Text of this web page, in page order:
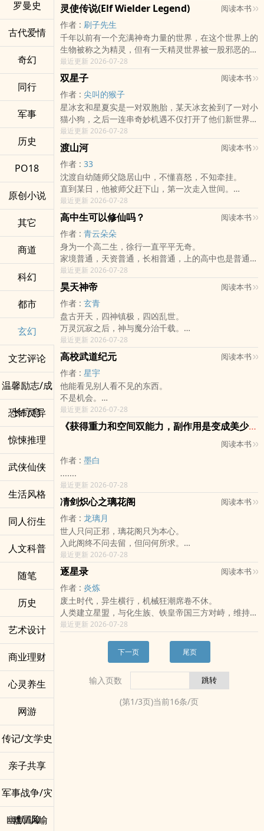
罗曼史
古代爱情
奇幻
同行
军事
历史
PO18
原创小说
其它
商道
科幻
都市
玄幻
文艺评论
温馨励志/成
长疗愈
恐怖灵异
惊悚推理
武侠仙侠
生活风格
同人衍生
人文科普
随笔
历史
艺术设计
商业理财
心灵养生
网游
传记/文学史
亲子共享
军事战争/灾
难冒险
幽默/讽喻
而是更深的牢笼。
当被封印的记忆一点点苏醒，林墨终于明白--
他不是没有魂。
而是不属于这幅画。
他也不是废人。
而是画中唯一能撕开世界的人。
若天地是一幅画。
那他手中的刀，便是斩破三界的第一笔墨。
走出茶馆，深入山林深处。
而随行的程远这才惊觉，这位平日里温和淡然的茶馆老
板，面对未知异象时，竟拥有着令人胆寒的沉着与看破
万物的通透手段。
山林迷雾笼罩，幕后黑手的阴影悄然蔓延。
一间茶馆，一盏热茶，且看沈安如何在这场山林异变
中，揭开隐藏在风云背后的真相……
当战火再起，少年将与同行之人一起，走向那片雷光与
黑暗交会之地。
⁺˚•̩̩͙✩•̩̩͙˚⁺‧⁺˚•̩̩͙✩•̩̩͙˚⁺‧
「小愿，如果某天......我们走散的话怎么办？」
「不会的。」璃愿顿了顿，扬起一抹极浅的微笑，「只
要我们一直握着彼此的手，那么就永远不会走散。」
如果我们真的走散了，那就在灯火的尽头重逢吧。
那里很亮、很灿烂，所以你不会找不到我的。
我会......永远在那里等你回来。
⁺˚•̩̩͙✩•̩̩͙˚⁺‧⁺˚•̩̩͙✩•̩̩͙˚⁺‧
烟花会散，飞雪会尽，灯火会灭，就像人的生命，终有
尽头。
浮世红尘，命运无常。
每个人内心的最深处，都藏着一个无处言说的愿望。
于人世未解，那愿便随着孤魂四处游走，最后来到了冥
传说，冥界的尽头有一处琉璃灯市。
在那里，没有黑夜，没有白昼，只有一片密密麻麻的琉
璃灯，像是人间未熄的星火。
每个来到冥界的人，都会拥有一盏属于自己的灯。
那琉璃灯燃心愿作媒。
亦可以说，是执念。
而琉璃灯市的尽头有一处客栈，名曰「归云」。
「云无定所，而此处可为归途。」
归云，便是万愿的归途。
璃愿其实也记不清自己为什么来到归云的。
犹记她是为了帮母亲送信才来到这儿。
可她却想不太起母亲的模样。
这怎么可能？
她还顺带在这拜师学艺，意外地住了下来。
成了「鉴灯师」。
她总能轻易地读懂灯里的执念，和它最真实的情感。
不过，她却始终摸不透自己的心。
在那儿，她遇见了一个总是爱逗她的人。
他替她照亮了往后余生，岁岁年年。
他们一起点亮了无数段漫长的愿望。
有人想用「时间」，换一次寄信的机会。
有人想用「记忆」，赴一次誓约。
有人纵使被所爱之人遗忘，仍执着地追寻那段被尘封多
这些再平凡不过的日常，使璃愿有种不该有的错觉。
她以为，她能永远被这五颜六色的灯火所簇拥着。
以为时间能一直停留在这一瞬，永远不会走。
可惜，她错了。
他们在无数光与影中逐渐相遇，却也一步步走向失去。
就像下棋时的落子，在万灯寂灭，灯市崩塌之际——
他们倾尽所有，甘之如饴，只为守住那个一世无悔的愿
望。
即便事与愿违。
即便终将燃尽。
也总会有一缕余烬，终将长明。
「万盏灯火不及你，你是我唯一的余烬，亦是我此生最
后的长明。」
搭配歌曲~ (按这里!)
井胧〈爱不悔〉
一生错过太多的时间
赴身为你拥抱这火焰
还能吻你的脸
燃尽我的残月
交换一生热烈
灵使传说(Elf Wielder Legend) 阅读本书
作者 : 刷子先生
千年以前有一个充满神奇力量的世界，在这个世界上的
生物被称之为精灵，但有一天精灵世界被一股邪恶的力
量所侵蚀，精灵世界进行逃离，却意外与蓝星碰撞最后
合二为一，
在融合后，蓝星上的所有人在出生时都会出现一个烙
印，烙印会在六岁的时候觉醒，人们因为新的规则与秘
境一片混乱，但在经历过混乱、战争、邪恶力量的侵蚀
下，有五位英雄站了出来，他们各自引领自己的精灵伙
伴还有国家成功封印邪恶力量，
但事情并未结束，五位英雄之一的精灵女王在临终前留
下了一则预言，千年后邪恶力量将会复苏，但不用担
心，会有新的英雄再次出现...
更新时间为六日晚上7点～ 希望大家支持！！
最近更新 2026-07-28
双星子 阅读本书
作者 : 尖叫的猴子
星冰玄和星夏实是一对双胞胎，某天冰玄捡到了一对小
猫小狗，之后一连串奇妙机遇不仅打开了他们新世界的
大门，也揭晓了宇宙另一端的秘密以及那神秘的身世之
谜⋯⋯
最近更新 2026-07-28
渡山河 阅读本书
作者 : 33
沈渡自幼随师父隐居山中，不懂喜怒，不知牵挂。
直到某日，他被师父赶下山，第一次走入世间。
他在世间遇到了善念、贪念、牺牲与别离，也明白何谓
在乎，何谓守护。
可随真相浮现，沈渡才意识到，自己体内封印着被称为
「厄」的力量，那是足以撼动天下的灾厄。
有人畏惧他，有人利用他，有人想斩杀他，也有人为了
护他而死。
而沈渡要寻找的答案，始终只有一个——
若他注定带来灾呃，他是否还能成为人 ?
最近更新 2026-07-28
高中生可以修仙吗？ 阅读本书
作者 : 青云朵朵
身为一个高二生，徐行一直平平无奇。
家境普通，天资普通，长相普通，上的高中也是普通高
中。
普通的她有一个普通的兴趣：看小说。
这是她唯一可以脱离普通生活的时候，在玄幻的世界里
畅想着自己也能挥手就倾泻出无所不能的魔法，在诡异
的空间里代入主角与怪物斗智斗勇，在都市的镜像里窥
探天之骄子的日常⋯⋯
然后阖上书本，回归日复一日的寻常。
直到这天，徐行在二手书店看到了一本名字奇怪的小
说。
《高中生可以修仙吗？》
打开的第一页写着「可以！」。
再往后翻，却全是空白的。
「这比《解答之书》还要骗钱的感觉。」徐行翻了几页
后吐槽道。
看了又看，摸了又摸。
纸页也不泛黄、完全就像本刚印刷好的白页新书。
徐行鬼使神差地将买讲义的钱拿来买下了它。
———————
//不是她自己写上去的(´Д` )
———————
徐行从无数修仙小说学到的经验法则：
1. 修仙就是修炼、升级、战斗与悟道的无限轮回。
2. 起始点包含但不限于被退婚、被谋杀、被欺压、被
杀了全家以及魂穿、重生两大流派。
3. 结局通常只有两种：身死道消跟飞升。
4. 最重要的是主角一定有什么不为人知的秘密，不管
是大能转世还是特殊血脉。
平凡的高中生没有被以上任何一条命中的风险。
可是近代数百年来，竟然只有她真的成仙。
最近更新 2026-07-28
昊天神帝 阅读本书
作者 : 玄青
盘古开天，四神镇极，四凶乱世。
万灵沉寂之后，神与魔分治千载。
然而在被遗忘的太古深处，仍有未尽的命运在等待苏
醒。
他原本只是个少年。
一场追杀，让他误入遗迹，得到太初之兽的传承。
自此，世界的序曲再度响起。
凡人可成神力吗？
若命运要他为「帝」，他愿成为万界的寂光。
———《昊天神帝》
预定在11月24日上线连载，敬请期待
最近更新 2026-07-28
高校武道纪元 阅读本书
作者 : 星宇
他能看见别人看不见的东西。
不是机会。
不是天赋。
是——破绽。
南城三中，垫底生陆沉，在一次实战课上，第一次看见
【右膝旧伤，三次受力后失衡】
三招之内，对方跪了。
从此之后——
天才，在他眼里只是还没倒下的人。
武榜，不过是一张等待被打穿的名单。
在这个全民修武的时代，武道高校决定一切。
气血、实战、武榜排名——强者为尊，弱者只能被踩在
脚下。
他带着三个同样被踩在底层的兄弟，从最后一名开始，
一步步往上打。
但当他们站得越高，看到的裂痕就越多——
【气血虚浮，强攻十息后必滞】
【服药破境，根基将裂】
【天赋过载，三年内必崩】
别人眼中的天才，在他眼里，全是瑕。
直到某一天，陆沉才发现——
学校、武榜、修炼法，甚至整个武道纪元……
最近更新 2026-07-28
《获得重力和空间双能力，副作用是变成美少女》
阅读本书
作者 : 墨白
.......
最近更新 2026-07-28
凊剑炽心之璃花阁 阅读本书
作者 : 龙璃月
世人只问正邪，璃花阁只为本心。
入此阁终不问去留，但问何所求。
入此门终皆为吾友，当不泯情仇。
这不是一个人的英雄传，而是一群有侠心之人的故事。
一群人，将在风雨中明白——何谓侠。
凡有侠心者，皆是主角。
最近更新 2026-07-28
逐星录 阅读本书
作者 : 炎炼
废土时代，异生横行，机械狂潮席卷不休。
人类建立星盟，与化生族、铁皇帝国三方对峙，维持鼎
足之势。
云逸，星盟学院三年丙班学生。
上课睡觉，成绩垫底，穷得叮当响，连邻座女同学替他
垫下的账，到现在都还没还清。
谁也没想到，这样一个看似一无是处的少年，终有一
日，会让整个时代因他改写。
最近更新 2026-07-28
下一页 尾页
输入页数
(第1/3页)当前16条/页